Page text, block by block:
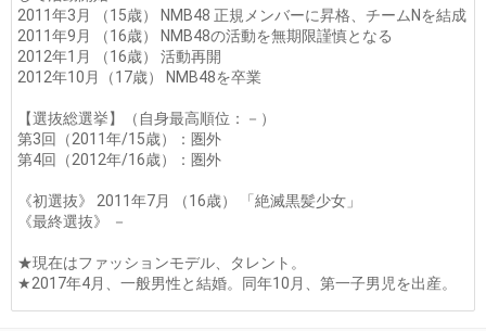
2011年3月 （15歳） NMB48 正規メンバーに昇格、チームNを結成
2011年9月 （16歳） NMB48の活動を無期限謹慎となる
2012年1月 （16歳） 活動再開
2012年10月（17歳） NMB48を卒業
【選抜総選挙】（自身最高順位：－）
第3回（2011年/15歳）：圏外
第4回（2012年/16歳）：圏外
《初選抜》 2011年7月 （16歳） 「絶滅黒髪少女」
《最終選抜》 －
★現在はファッションモデル、タレント。
★2017年4月、一般男性と結婚。同年10月、第一子男児を出産。